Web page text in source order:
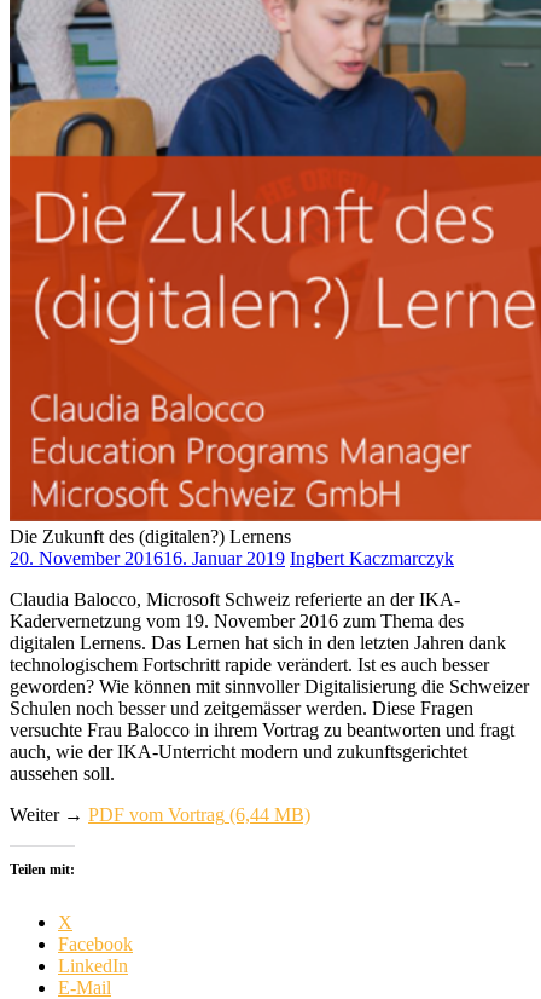
Die Zukunft des (digitalen?) Lernens
20. November 201616. Januar 2019 Ingbert Kaczmarczyk
Claudia Balocco, Microsoft Schweiz referierte an der IKA-
Kadervernetzung vom 19. November 2016 zum Thema des
digitalen Lernens. Das Lernen hat sich in den letzten Jahren dank
technologischem Fortschritt rapide verändert. Ist es auch besser
geworden? Wie können mit sinnvoller Digitalisierung die Schweizer
Schulen noch besser und zeitgemässer werden. Diese Fragen
versuchte Frau Balocco in ihrem Vortrag zu beantworten und fragt
auch, wie der IKA-Unterricht modern und zukunftsgerichtet
aussehen soll.
Weiter → PDF vom Vortrag
Teilen mit:
X
Facebook
LinkedIn
E-Mail